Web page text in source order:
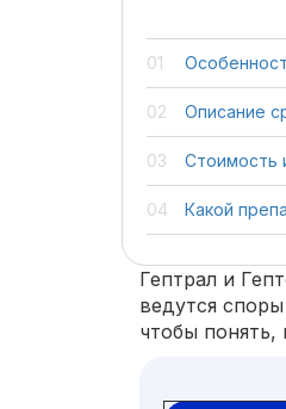
Описание
Стоимость
Какой
Гептрал и
ведутся
чтобы понять,